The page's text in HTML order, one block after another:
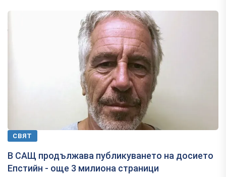
СВЯТ
В САЩ продължава публикуването на досието
Епстийн - още 3 милиона страници